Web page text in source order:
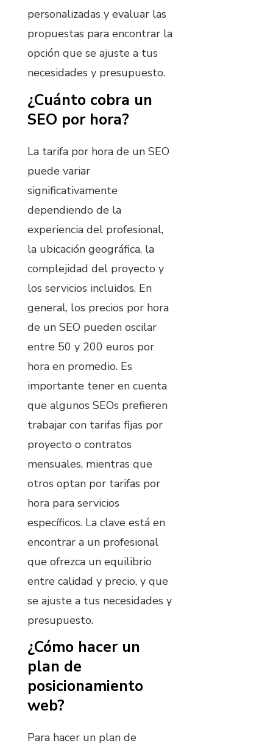
personalizadas y evaluar las
propuestas para encontrar la
opción que se ajuste a tus
necesidades y presupuesto.
¿Cuánto cobra un
SEO por hora?
La tarifa por hora de un SEO
puede variar
significativamente
dependiendo de la
experiencia del profesional,
la ubicación geográfica, la
complejidad del proyecto y
los servicios incluidos. En
general, los precios por hora
de un SEO pueden oscilar
entre 50 y 200 euros por
hora en promedio. Es
importante tener en cuenta
que algunos SEOs prefieren
trabajar con tarifas fijas por
proyecto o contratos
mensuales, mientras que
otros optan por tarifas por
hora para servicios
específicos. La clave está en
encontrar a un profesional
que ofrezca un equilibrio
entre calidad y precio, y que
se ajuste a tus necesidades y
presupuesto.
¿Cómo hacer un
plan de
posicionamiento
web?
Para hacer un plan de